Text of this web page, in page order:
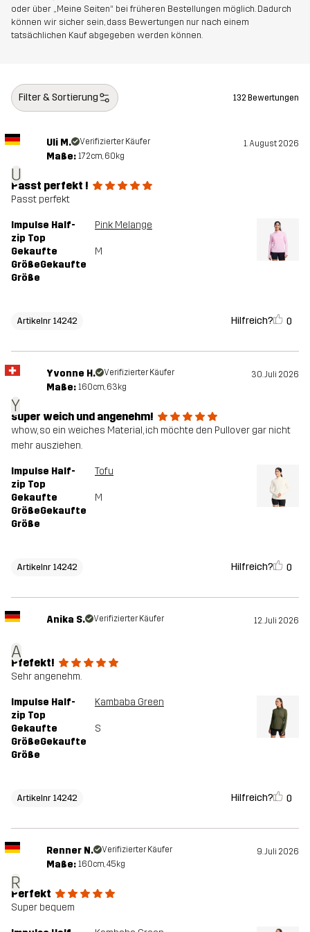
oder über „Meine Seiten“ bei früheren Bestellungen möglich. Dadurch
können wir sicher sein, dass Bewertungen nur nach einem
tatsächlichen Kauf abgegeben werden können.
Filter & Sortierung 132 Bewertungen
U
Uli M. Verifizierter Käufer 1. August 2026
Maße: 172cm, 60kg
Passt perfekt !
Passt perfekt
Impulse Half-
zip Top
Pink Melange
Gekaufte
GrößeGekaufte
Größe
M
Artikelnr 14242 Hilfreich? 0
Y
Yvonne H. Verifizierter Käufer 30. Juli 2026
Maße: 160cm, 63kg
super weich und angenehm!
whow, so ein weiches Material, ich möchte den Pullover gar nicht
mehr ausziehen.
Impulse Half-
zip Top
Tofu
Gekaufte
GrößeGekaufte
Größe
M
Artikelnr 14242 Hilfreich? 0
A
Anika S. Verifizierter Käufer 12. Juli 2026
Pfefekt!
Sehr angenehm.
Impulse Half-
zip Top
Kambaba Green
Gekaufte
GrößeGekaufte
Größe
S
Artikelnr 14242 Hilfreich? 0
R
Renner N. Verifizierter Käufer 9. Juli 2026
Maße: 160cm, 45kg
Perfekt
Super bequem